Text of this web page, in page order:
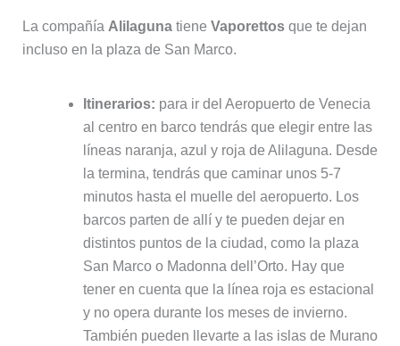
La compañía Alilagunatiene Vaporettosque te dejan
incluso en la plaza de San Marco.
Itinerarios: para ir del Aeropuerto de Venecia
al centro en barco tendrás que elegir entre las
líneas naranja, azul y roja de Alilaguna. Desde
la termina, tendrás que caminar unos 5-7
minutos hasta el muelle del aeropuerto. Los
barcos parten de allí y te pueden dejar en
distintos puntos de la ciudad, como la plaza
San Marco o Madonna dell’Orto. Hay que
tener en cuenta que la línea roja es estacional
y no opera durante los meses de invierno.
También pueden llevarte a las islas de Murano